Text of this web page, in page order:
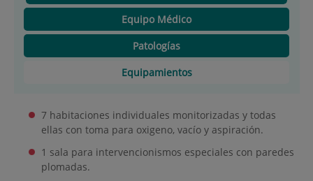
Equipo Médico
Patologías
Equipamientos
7 habitaciones individuales monitorizadas y todas
ellas con toma para oxigeno, vacío y aspiración.
1 sala para intervencionismos especiales con paredes
plomadas.